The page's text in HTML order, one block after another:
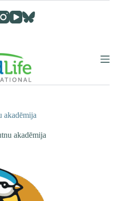
akadēmija
akadēmija